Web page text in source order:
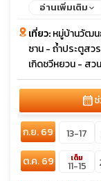
อ่านเพิ่มเติม
เที่ยว:หมู่บ้านวัฒน
ซาน - ถ้ำประตูสว
เกิดชวีหยวน - สว
calendar_month
ก.ย. 69 13-17
ต.ค. 69
เต็ม
11-15